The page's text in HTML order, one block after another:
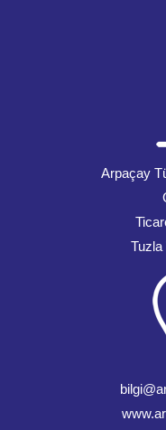
Arpaçay
Tuzla